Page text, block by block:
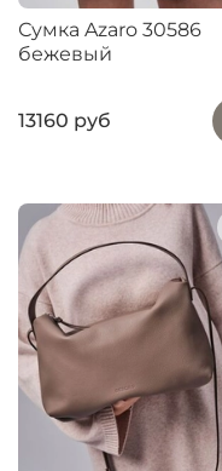
Сумка Azaro 30586
бежевый
13160 руб